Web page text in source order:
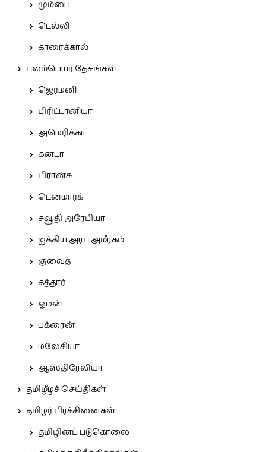
மும்பை
டெல்லி
காரைக்கால்
புலம்பெயர் தேசங்கள்
ஜெர்மனி
பிரிட்டானியா
அமெரிக்கா
கனடா
பிரான்சு
டென்மார்க்
சவூதி அரேபியா
ஐக்கிய அரபு அமீரகம்
குவைத்
கத்தார்
ஓமன்
பக்ரைன்
மலேசியா
ஆஸ்திரேலியா
தமிழீழச் செய்திகள்
தமிழர் பிரச்சினைகள்
தமிழினப் படுகொலை